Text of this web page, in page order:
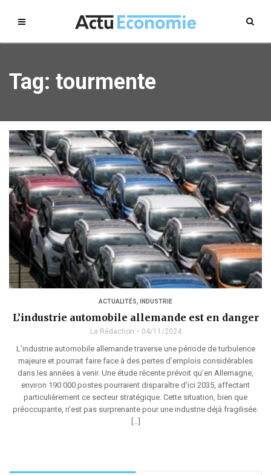
Tag: tourmente
ACTUALITÉS, INDUSTRIE
L’industrie automobile allemande est en danger
La Rédaction 04/11/2024
L’industrie automobile allemande traverse une période de turbulence
majeure et pourrait faire face à des pertes d’emplois considérables
dans les années à venir. Une étude récente prévoit qu’en Allemagne,
environ 190 000 postes pourraient disparaître d’ici 2035, affectant
particulièrement ce secteur stratégique. Cette situation, bien que
préoccupante, n’est pas surprenante pour une industrie déjà fragilisée.
[…]